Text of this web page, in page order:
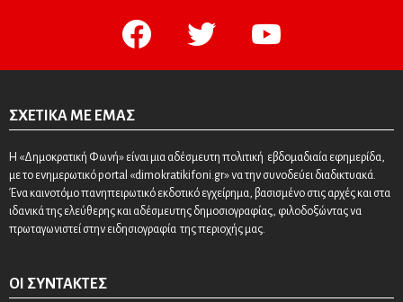
facebook twitter youtube
ΣΧΕΤΙΚΆ ΜΕ ΕΜΆΣ
Η «Δημοκρατική Φωνή» είναι μια αδέσμευτη πολιτική εβδομαδιαία εφημερίδα,
με το ενημερωτικό portal «dimokratikifoni.gr» να την συνοδεύει διαδικτυακά.
Ένα καινοτόμο πανηπειρωτικό εκδοτικό εγχείρημα, βασισμένο στις αρχές και στα
ιδανικά της ελεύθερης και αδέσμευτης δημοσιογραφίας, φιλοδοξώντας να
πρωταγωνιστεί στην ειδησιογραφία της περιοχής μας.
ΟΙ ΣΥΝΤΆΚΤΕΣ